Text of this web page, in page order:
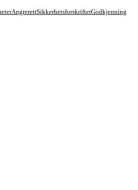
AngrerettSikkerhetsforskrifterGodkjenning